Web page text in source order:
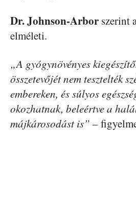
Dr. Johnson-Arbor szerint
elméleti.
„A gyógynövényes
összetevőjét nem tesztelték
embereken, és súlyos
okozhatnak, beleértve a
májkárosodást is” –